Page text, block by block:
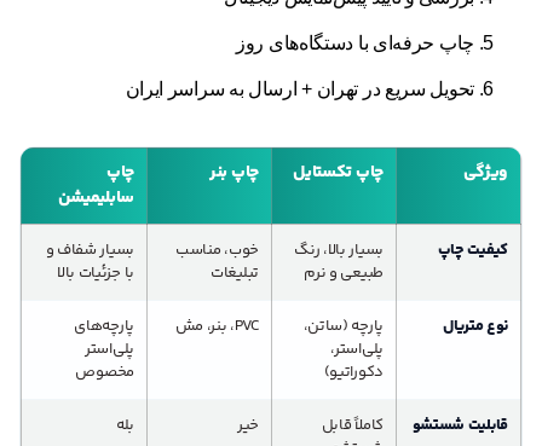
چاپ حرفه‌ای با دستگاه‌های روز
تحویل سریع در تهران + ارسال به سراسر ایران
ویژگی چاپ تکستایل چاپ بنر
چاپ
سابلیمیشن
کیفیت چاپ
بسیار بالا، رنگ
طبیعی و نرم
خوب، مناسب
تبلیغات
بسیار شفاف و
با جزئیات بالا
نوع متریال
پارچه (ساتن،
پلی‌استر،
دکوراتیو)
PVC، بنر، مش
پارچه‌های
پلی‌استر
مخصوص
قابلیت شستشو
کاملاً قابل
خیر بله